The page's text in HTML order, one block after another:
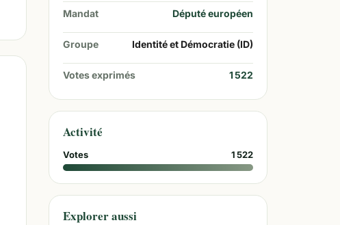
Mandat Député européen
Groupe Identité et Démocratie (ID)
Votes exprimés 1 522
Activité
Votes 1 522
Explorer aussi